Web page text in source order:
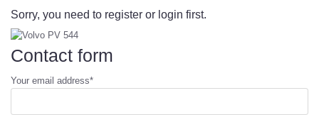
Sorry, you need to register or login first.
Contact form
Your email address*